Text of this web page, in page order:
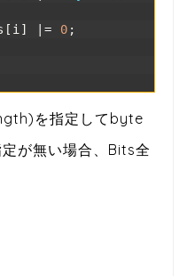
[ i ] = 0 ;
を指定してbyte
が無い場合、Bits全